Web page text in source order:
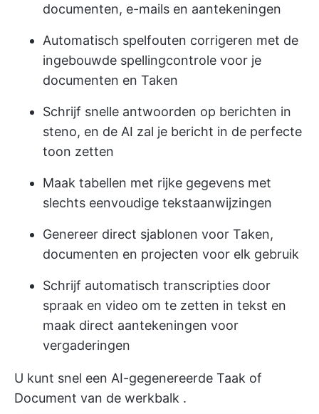
documenten, e-mails en aantekeningen
Automatisch spelfouten corrigeren met de
ingebouwde spellingcontrole voor je
documenten en Taken
Schrijf snelle antwoorden op berichten in
steno, en de AI zal je bericht in de perfecte
toon zetten
Maak tabellen met rijke gegevens met
slechts eenvoudige tekstaanwijzingen
Genereer direct sjablonen voor Taken,
documenten en projecten voor elk gebruik
Schrijf automatisch transcripties door
spraak en video om te zetten in tekst en
maak direct aantekeningen voor
vergaderingen
U kunt snel een AI-gegenereerde Taak of
Document van de werkbalk .